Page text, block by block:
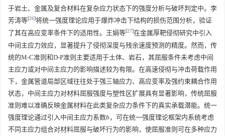
于岩土、金属及复合材料在复杂应力状态下的强度分析与破坏判定中。李
芳涛等[26]将统一强度理论应用于爆炸冲击下结构的损伤范围分析，验证
了其在高应变率条件下的适用性。王娟等[27]在金属厚靶侵彻研究中引入
中间主应力效应，显著提升了侵彻深度与残余速度预测的精度。然而，传
统的M-C准则和D-P准则主要适用于土体、岩石，其屈服条件未考虑中间
主应力或对中间主应力的影响描述较为有限。在高速侵彻与冲击荷载作用
下，金属管道局部区域往往处于强三轴应力、高应变率及强约束耦合作用
状态，中间主应力对材料屈服强度与塑性区扩展具有显著影响，传统屈服
准则难以准确反映金属材料在此类复杂应力条件下的真实承载潜能。统一
强度理论通过引入中间主应力系数b ，可在统一强度理论框架内系统考虑
不同主应力组合对材料屈服与破坏行为的影响，使屈服准则可在多种应力